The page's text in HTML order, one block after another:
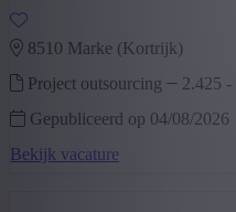
8510 marke (kortrijk)
Project outsourcing
2.425 -
Gepubliceerd op 04/08/2026
Bekijk vacature